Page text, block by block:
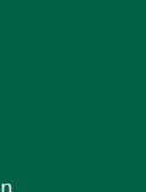
nouvelle
(ouvre une